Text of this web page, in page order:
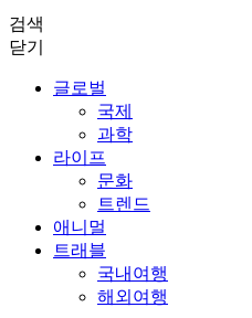
검색
닫기
글로벌
국제
과학
라이프
문화
트렌드
애니멀
트래블
국내여행
해외여행